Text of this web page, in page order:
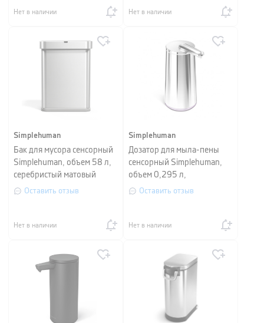
Нет в наличии Нет в наличии
Simplehuman
Бак для мусора сенсорный
Simplehuman, объем 58 л,
серебристый матовый
Оставить отзыв
Нет в наличии
Simplehuman
Дозатор для мыла-пены
сенсорный Simplehuman,
объем 0,295 л,
серебристый
Оставить отзыв
Нет в наличии